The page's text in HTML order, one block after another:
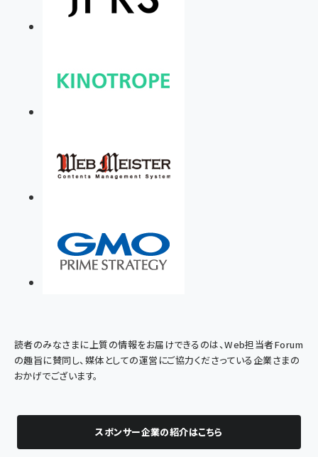
読者のみなさまに上質の情報をお届けできるのは、Web担当者Forum
の趣旨に賛同し、媒体としての運営にご協力くださっている企業さまの
おかげでございます。
スポンサー企業の紹介はこちら